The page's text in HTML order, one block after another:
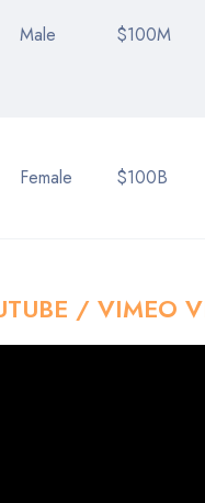
Male $100M
Female $100B
/ VIMEO